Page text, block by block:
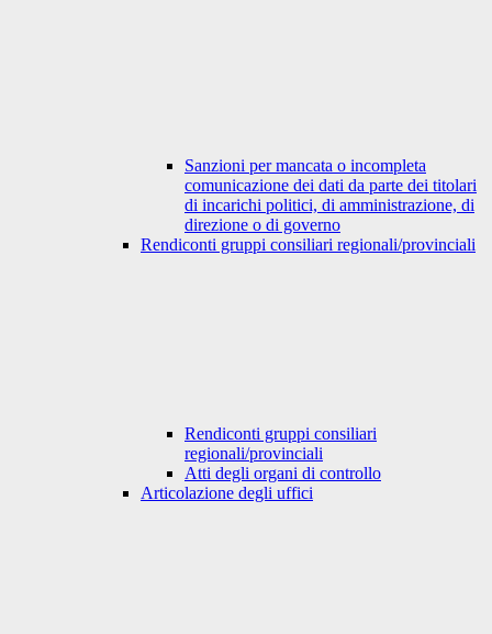
Sanzioni per mancata o incompleta
comunicazione dei dati da parte dei titolari
di incarichi politici, di amministrazione, di
direzione o di governo
Rendiconti gruppi consiliari regionali/provinciali
Rendiconti gruppi consiliari
regionali/provinciali
Atti degli organi di controllo
Articolazione degli uffici